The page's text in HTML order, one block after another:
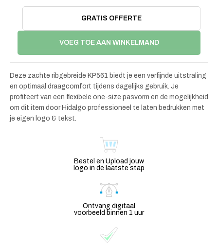
GRATIS OFFERTE
VOEG TOE AAN WINKELMAND
Deze zachte ribgebreide KP561 biedt je een verfijnde uitstraling
en optimaal draagcomfort tijdens dagelijks gebruik. Je
profiteert van een flexibele one-size pasvorm en de mogelijkheid
om dit item door Hidalgo professioneel te laten bedrukken met
je eigen logo & tekst.
Bestel en Upload jouw
logo in de laatste stap
Ontvang digitaal
voorbeeld binnen 1 uur